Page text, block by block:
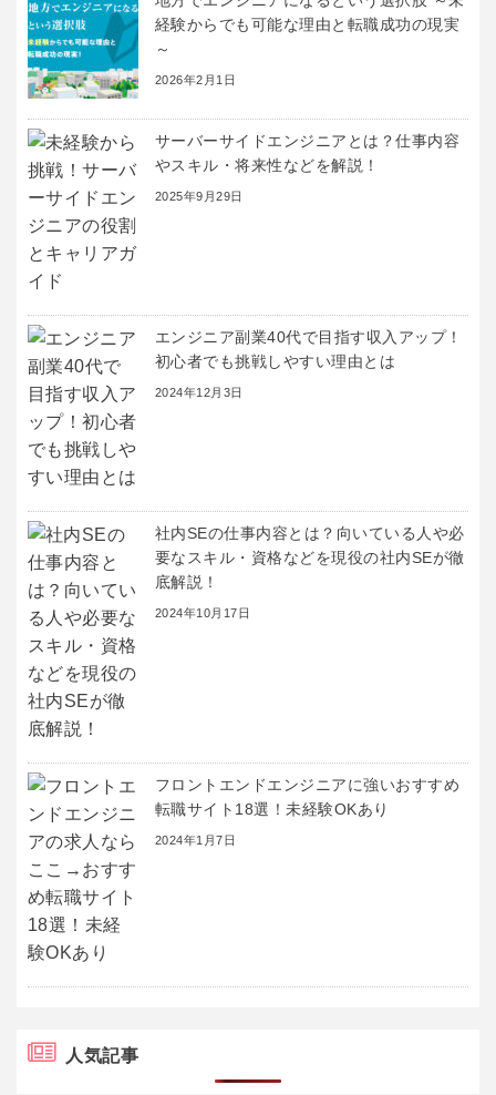
経験からでも可能な理由と転職成功の現実
～
2026年2月1日
サーバーサイドエンジニアとは？仕事内容
やスキル・将来性などを解説！
2025年9月29日
エンジニア副業40代で目指す収入アップ！
初心者でも挑戦しやすい理由とは
2024年12月3日
社内SEの仕事内容とは？向いている人や必
要なスキル・資格などを現役の社内SEが徹
底解説！
2024年10月17日
フロントエンドエンジニアに強いおすすめ
転職サイト18選！未経験OKあり
2024年1月7日
人気記事